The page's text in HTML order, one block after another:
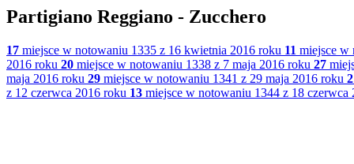
Partigiano Reggiano - Zucchero
17 miejsce w notowaniu 1335 z 16 kwietnia 2016 roku 11 miejsce w
2016 roku 20 miejsce w notowaniu 1338 z 7 maja 2016 roku 27
maja 2016 roku 29 miejsce w notowaniu 1341 z 29 maja 2016 roku
z 12 czerwca 2016 roku 13 miejsce w notowaniu 1344 z 18 czerwca